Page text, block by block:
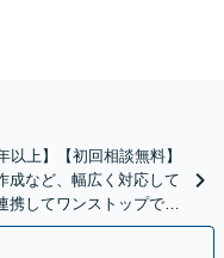
以上】【初回相談無料】
成など、幅広く対応して
携してワンストップでの